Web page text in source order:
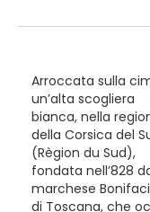
Arroccata sulla
un’alta scogliera
bianca, nella
della Corsica del
(Règion du Sud),
fondata nell’828
marchese
di Toscana, che